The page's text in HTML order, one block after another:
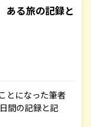
る旅の記録と
とになった筆者
間の記録と記